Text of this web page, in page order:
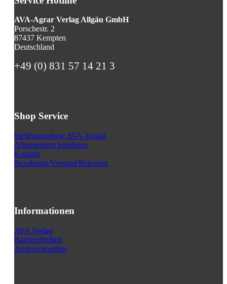
AVA-Agrar Verlag Allgäu GmbH
Porschestr. 2
87437 Kempten
Deutschland
+49 (0) 831 57 14 21 3
Shop Service
Stellenangebote AVA-Verlag
Abonnement kündigen
Kontakt
Bezahlung/Versand/Retouren
Informationen
AVA Verlag
Barrierefreiheit
Ansprechpartner